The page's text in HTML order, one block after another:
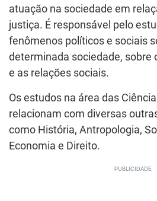
atuação na sociedade em
justiça. É responsável pelo
fenômenos políticos e sociais
determinada sociedade, sobre
e as relações sociais.
Os estudos na área das
relacionam com diversas
como História, Antropologia,
Economia e Direito.